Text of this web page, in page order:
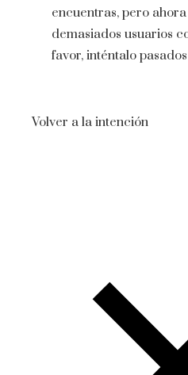
encuentras, pero
demasiados usuarios
favor, inténtalo
Volver a la intención